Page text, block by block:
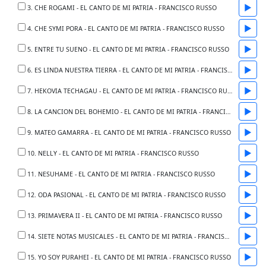
3. CHE ROGAMI - EL CANTO DE MI PATRIA - FRANCISCO RUSSO ▶
4. CHE SYMI PORA - EL CANTO DE MI PATRIA - FRANCISCO RUSSO ▶
5. ENTRE TU SUENO - EL CANTO DE MI PATRIA - FRANCISCO RUSSO ▶
6. ES LINDA NUESTRA TIERRA - EL CANTO DE MI PATRIA - FRANCISCO RUSSO ▶
7. HEKOVIA TECHAGAU - EL CANTO DE MI PATRIA - FRANCISCO RUSSO ▶
8. LA CANCION DEL BOHEMIO - EL CANTO DE MI PATRIA - FRANCISCO RUSSO ▶
9. MATEO GAMARRA - EL CANTO DE MI PATRIA - FRANCISCO RUSSO ▶
10. NELLY - EL CANTO DE MI PATRIA - FRANCISCO RUSSO ▶
11. NESUHAME - EL CANTO DE MI PATRIA - FRANCISCO RUSSO ▶
12. ODA PASIONAL - EL CANTO DE MI PATRIA - FRANCISCO RUSSO ▶
13. PRIMAVERA II - EL CANTO DE MI PATRIA - FRANCISCO RUSSO ▶
14. SIETE NOTAS MUSICALES - EL CANTO DE MI PATRIA - FRANCISCO RUSSO ▶
15. YO SOY PURAHEI - EL CANTO DE MI PATRIA - FRANCISCO RUSSO ▶